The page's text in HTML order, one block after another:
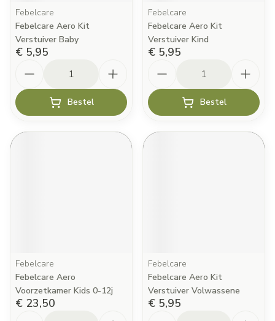
Febelcare
Febelcare Aero Kit
Verstuiver Baby
€ 5,95
Bestel
Febelcare
Febelcare Aero Kit
Verstuiver Kind
€ 5,95
Bestel
Febelcare
Febelcare Aero
Voorzetkamer Kids 0-12j
€ 23,50
Febelcare
Febelcare Aero Kit
Verstuiver Volwassene
€ 5,95